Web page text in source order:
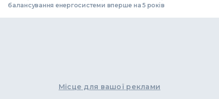
балансування енергосистеми вперше на 5 років
Місце для вашої реклами